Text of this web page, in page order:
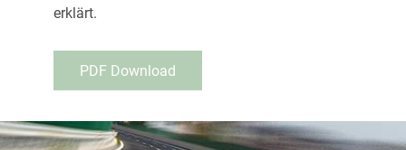
erklärt.
PDF Download